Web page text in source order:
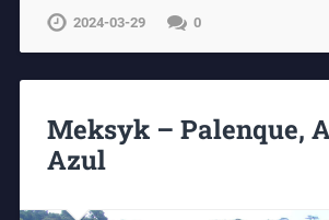
2024-03-29 0
Meksyk – Palenque,
Azul